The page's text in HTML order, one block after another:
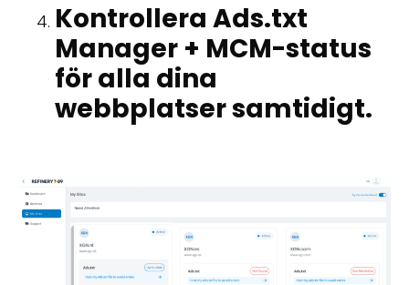
Kontrollera Ads.txt
Manager + MCM-status
för alla dina
webbplatser samtidigt.